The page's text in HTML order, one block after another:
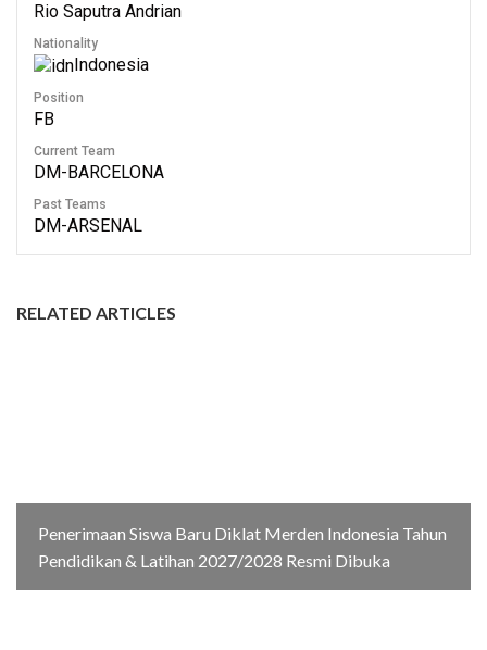
Rio Saputra Andrian
Nationality
Indonesia
Position
FB
Current Team
DM-BARCELONA
Past Teams
DM-ARSENAL
RELATED ARTICLES
Penerimaan Siswa Baru Diklat Merden Indonesia Tahun
Pendidikan & Latihan 2027/2028 Resmi Dibuka